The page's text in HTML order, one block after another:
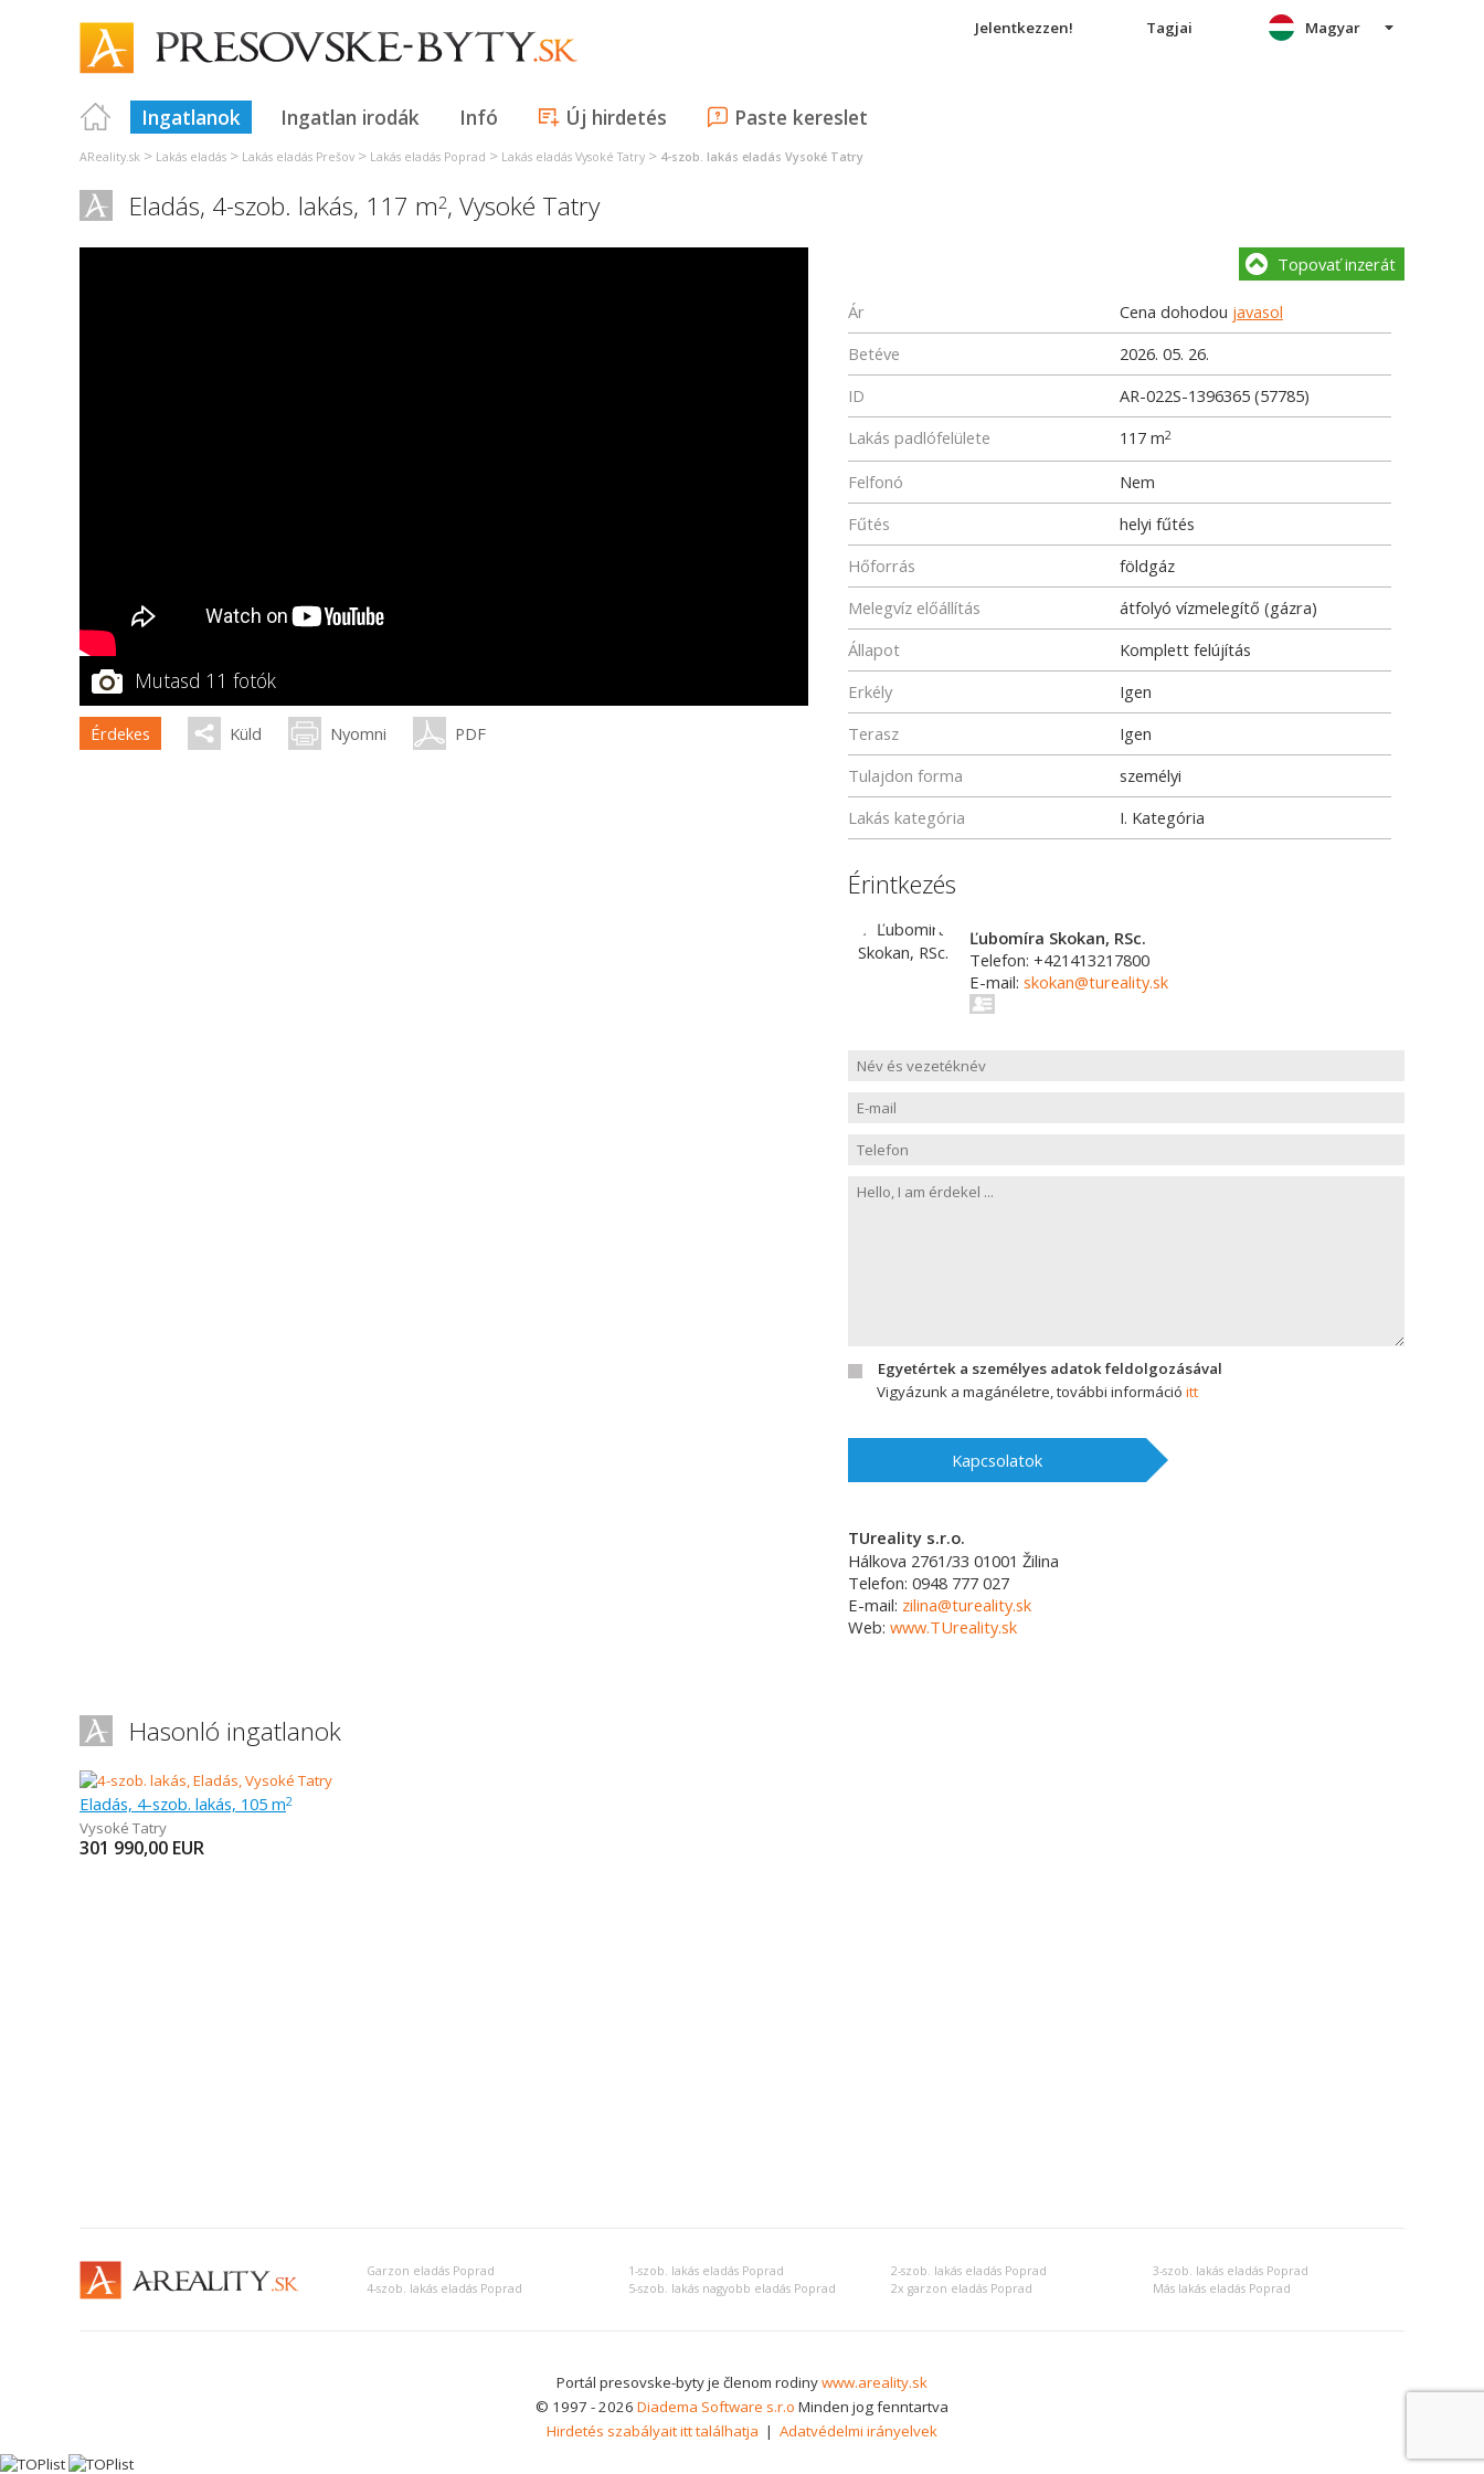
Jelentkezzen! Tagjai
Ingatlanok Ingatlan irodák Infó Új hirdetés Paste kereslet
Magyar
AReality.sk > Lakás eladás > Lakás eladás Prešov > Lakás eladás Poprad > Lakás eladás Vysoké Tatry > 4-szob. lakás eladás Vysoké Tatry
Eladás, 4-szob. lakás, 117 m2, Vysoké Tatry
Mutasd 11 fotók
Érdekes Küld Nyomni PDF
Topovať inzerát
Ár Cena dohodou javasol
Betéve
2026. 05. 26.
ID
AR-022S-1396365 (57785)
Lakás padlófelülete
117 m2
Felfonó
Nem
Fűtés
helyi fűtés
Hőforrás
földgáz
Melegvíz előállítás
átfolyó vízmelegítő (gázra)
Állapot
Komplett felújítás
Erkély
Igen
Terasz
Igen
Tulajdon forma
személyi
Lakás kategória
I. Kategória
Érintkezés
Ľubomíra Skokan, RSc.
Telefon: +421413217800
E-mail: skokan@tureality.sk
Egyetértek a személyes adatok feldolgozásával
Vigyázunk a magánéletre, további információ itt
Kapcsolatok
TUreality s.r.o.
Hálkova 2761/33 01001 Žilina
Telefon: 0948 777 027
E-mail: zilina@tureality.sk
Web: www.TUreality.sk
Hasonló ingatlanok
Eladás, 4-szob. lakás, 105 m2
Vysoké Tatry
301 990,00 EUR
Garzon eladás Poprad 1-szob. lakás eladás Poprad 2-szob. lakás eladás Poprad
3-szob. lakás eladás Poprad
4-szob. lakás eladás Poprad
5-szob. lakás nagyobb eladás Poprad 2x garzon eladás Poprad Más lakás eladás Poprad
Portál presovske-byty je členom rodinywww.areality.sk
© 1997 - 2026 Diadema Software s.r.o Minden jog fenntartva
Hirdetés szabályait itt találhatja | Adatvédelmi irányelvek